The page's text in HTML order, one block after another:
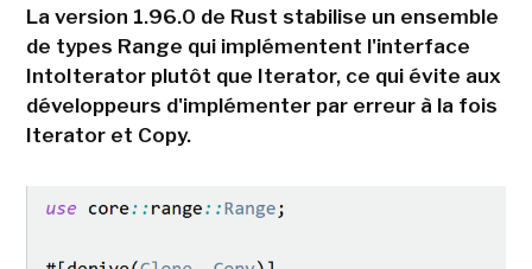
La version 1.96.0 de Rust stabilise un ensemble
de types Range qui implémentent l'interface
IntoIterator plutôt que Iterator, ce qui évite aux
développeurs d'implémenter par erreur à la fois
Iterator et Copy.